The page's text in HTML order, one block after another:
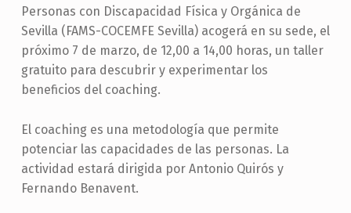
Personas con Discapacidad Física y Orgánica de
Sevilla (FAMS-COCEMFE Sevilla) acogerá en su sede, el
próximo 7 de marzo, de 12,00 a 14,00 horas, un taller
gratuito para descubrir y experimentar los
beneficios del coaching.
El coaching es una metodología que permite
potenciar las capacidades de las personas. La
actividad estará dirigida por Antonio Quirós y
Fernando Benavent.